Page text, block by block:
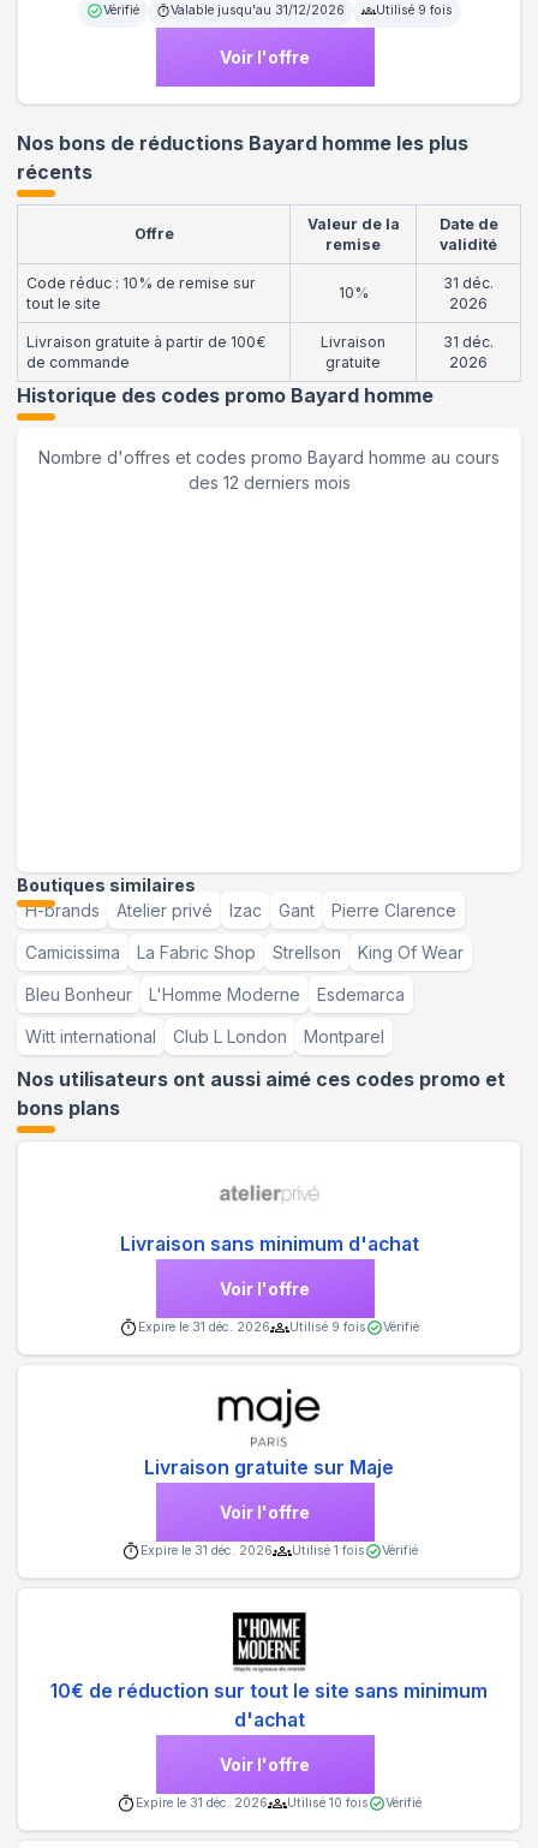
Vérifié Valable jusqu'au 31/12/2026 Utilisé 9 fois
Voir l'offre
Nos bons de réductions Bayard homme les plus
récents
Offre
Valeur de la
remise
Date de
validité
Code réduc : 10% de remise sur
tout le site
10%
31 déc.
2026
Livraison gratuite à partir de 100€
de commande
Livraison
gratuite
31 déc.
2026
Historique des codes promo Bayard homme
Nombre d'offres et codes promo Bayard homme au cours
des 12 derniers mois
Boutiques similaires
H-brands
Atelier privé Izac Gant Pierre Clarence
Camicissima La Fabric Shop Strellson King Of Wear
Bleu Bonheur L'Homme Moderne Esdemarca
Witt international Club L London Montparel
Nos utilisateurs ont aussi aimé ces codes promo et
bons plans
Livraison sans minimum d'achat
Voir l'offre
Expire le 31 déc. 2026 Utilisé 9 fois Vérifié
Livraison gratuite sur Maje
Voir l'offre
Expire le 31 déc. 2026 Utilisé 1 fois Vérifié
10€ de réduction sur tout le site sans minimum
d'achat
Voir l'offre
Expire le 31 déc. 2026 Utilisé 10 fois Vérifié